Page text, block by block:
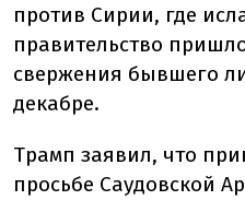
против Сирии, где
правительство
свержения бывшего
декабре.
Трамп заявил, что
просьбе Саудовской